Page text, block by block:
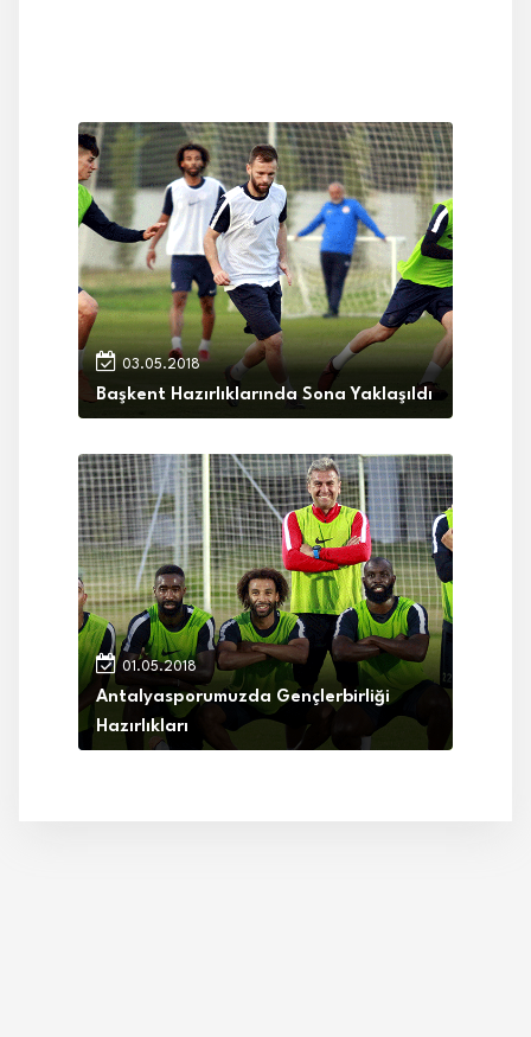
03.05.2018
Başkent Hazırlıklarında Sona Yaklaşıldı
01.05.2018
Antalyasporumuzda Gençlerbirliği
Hazırlıkları